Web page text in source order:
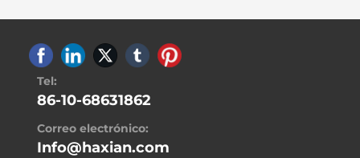
Tel:
86-10-68631862
Correo electrónico:
Info@haxian.com